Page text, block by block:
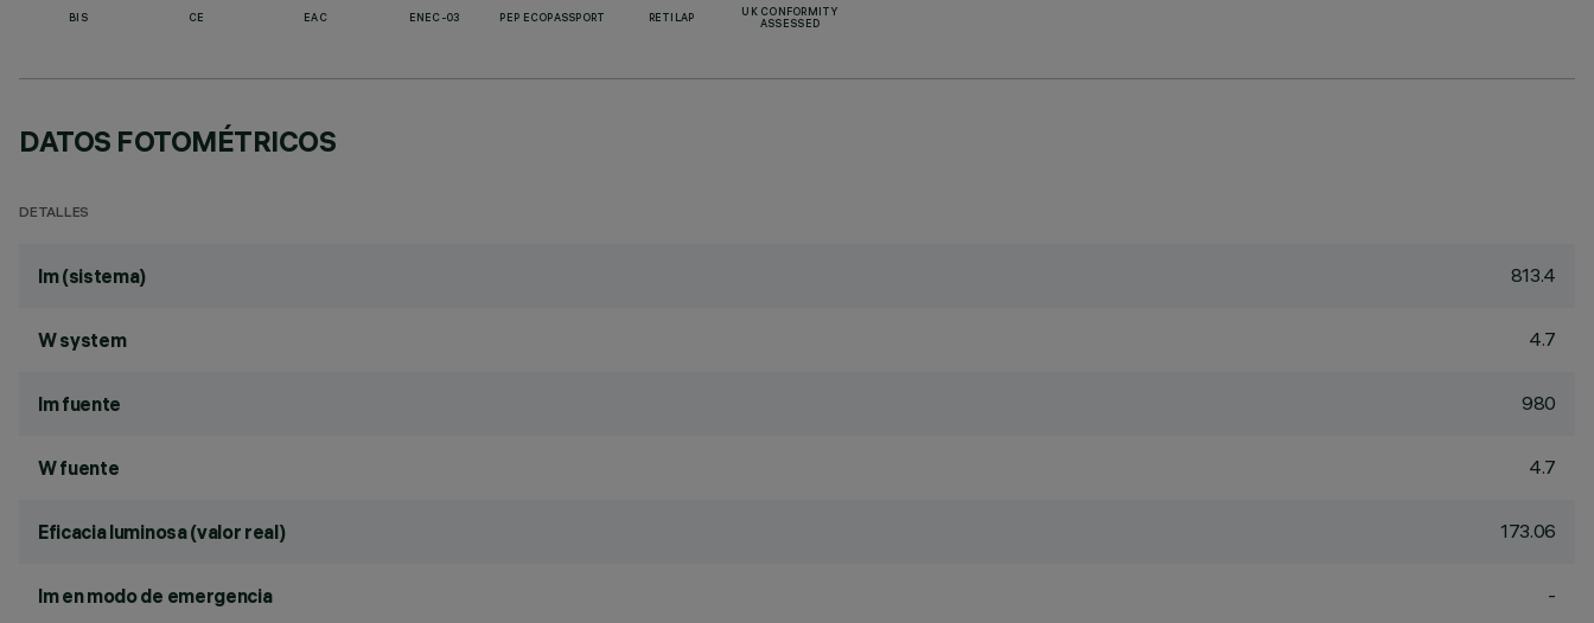
BIS CE EAC ENEC-03 PEP ECOPASSPORT RETILAP
UK CONFORMITY
ASSESSED
DATOS FOTOMÉTRICOS
DETALLES
lm (sistema) 813.4
W system 4.7
lm fuente 980
W fuente 4.7
Eficacia luminosa (valor real) 173.06
lm en modo de emergencia -